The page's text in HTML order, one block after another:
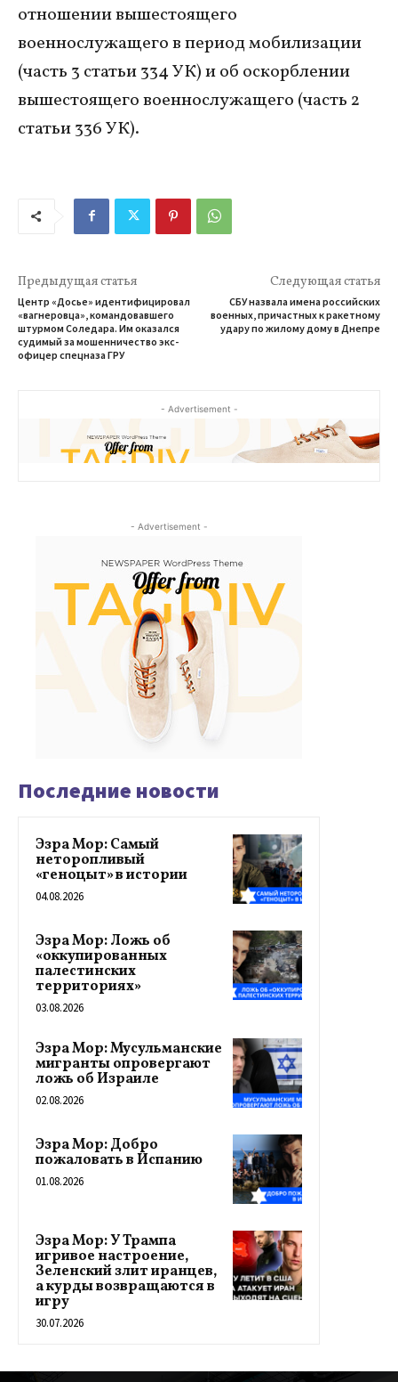
отношении вышестоящего
военнослужащего в период мобилизации
(часть 3 статьи 334 УК) и об оскорблении
вышестоящего военнослужащего (часть 2
статьи 336 УК).
Предыдущая статья
Центр «Досье» идентифицировал
«вагнеровца», командовавшего
штурмом Соледара. Им оказался
судимый за мошенничество экс-
офицер спецназа ГРУ
Следующая статья
СБУ назвала имена российских
военных, причастных к ракетному
удару по жилому дому в Днепре
- Advertisement -
- Advertisement -
Последние новости
Эзра Мор: Самый
неторопливый
«геноцыт» в истории
04.08.2026
Эзра Мор: Ложь об
«оккупированных
палестинских
территориях»
03.08.2026
Эзра Мор: Мусульманские
мигранты опровергают
ложь об Израиле
02.08.2026
Эзра Мор: Добро
пожаловать в Испанию
01.08.2026
Эзра Мор: У Трампа
игривое настроение,
Зеленский злит иранцев,
а курды возвращаются в
игру
30.07.2026